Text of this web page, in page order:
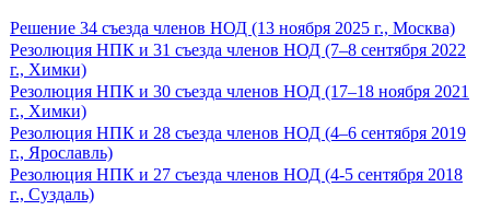
Решение 34 съезда членов НОД (13 ноября 2025 г., Москва)
Резолюция НПК и 31 съезда членов НОД (7–8 сентября 2022
г., Химки)
Резолюция НПК и 30 съезда членов НОД (17–18 ноября 2021
г., Химки)
Резолюция НПК и 28 съезда членов НОД (4–6 сентября 2019
г., Ярославль)
Резолюция НПК и 27 съезда членов НОД (4-5 сентября 2018
г., Суздаль)